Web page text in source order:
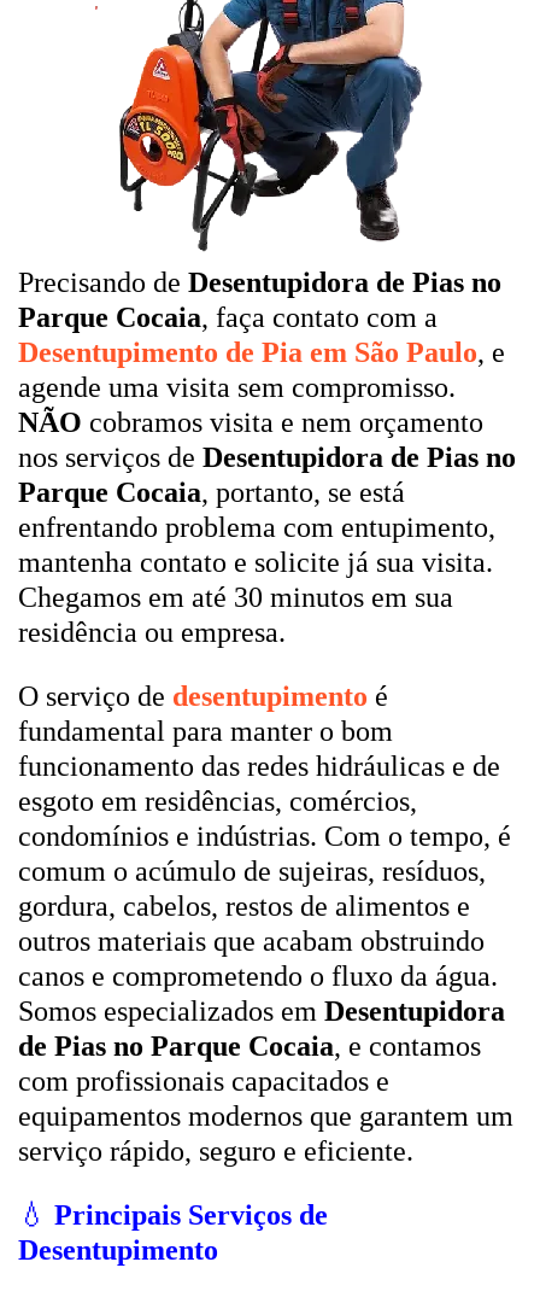
Precisando de Desentupidora de Pias no
Parque Cocaia, faça contato com a
Desentupimento de Pia em São Paulo, e
agende uma visita sem compromisso.
NÃO cobramos visita e nem orçamento
nos serviços de Desentupidora de Pias no
Parque Cocaia, portanto, se está
enfrentando problema com entupimento,
mantenha contato e solicite já sua visita.
Chegamos em até 30 minutos em sua
residência ou empresa.
O serviço de desentupimento é
fundamental para manter o bom
funcionamento das redes hidráulicas e de
esgoto em residências, comércios,
condomínios e indústrias. Com o tempo, é
comum o acúmulo de sujeiras, resíduos,
gordura, cabelos, restos de alimentos e
outros materiais que acabam obstruindo
canos e comprometendo o fluxo da água.
Somos especializados em Desentupidora
de Pias no Parque Cocaia, e contamos
com profissionais capacitados e
equipamentos modernos que garantem um
serviço rápido, seguro e eficiente.
💧 Principais Serviços de
Desentupimento